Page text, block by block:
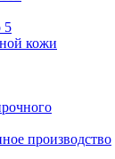
5
кожи
производство